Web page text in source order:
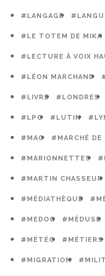
#LANGAGE
#LE TOTEM DE MIKA
#LECTURE À VOIX
#LÉON MARCHAND
#LIVRE #LONDRES
#LPO #LUTIN
#MAO #MARCHÉ DE
#MARIONNETTES
#MARTIN CHASSEUR
#MÉDIATHÈQUE
#MEDOC #MÉDUSE
#MÉTÉO #MÉTIERS
#MIGRATION